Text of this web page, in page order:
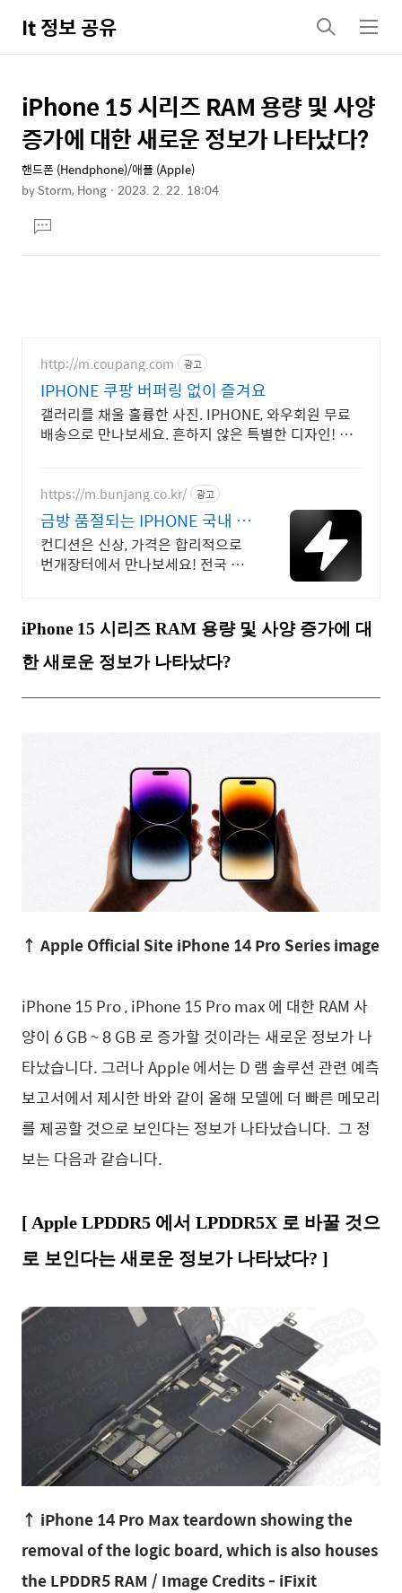
It 정보 공유
검
색
메
뉴
상
세
컨
텐
본
문
제
목
iPhone 15 시리즈 RAM 용량 및 사양
증가에 대한 새로운 정보가 나타났다?
핸드폰 (Hendphone)/애플 (Apple)
byStorm, Hong 2023. 2. 22. 18:04
문댓
글
http://m.coupang.com 광고
IPHONE 쿠팡 버퍼링 없이 즐겨요
갤러리를 채울 훌륭한 사진. IPHONE, 와우회원 무료
배송으로 만나보세요. 흔하지 않은 특별한 디자인! 지
https://m.bunjang.co.kr/ 광고
금방 품절되는 IPHONE 국내 최
대 브랜드 중고거래
컨디션은 신상, 가격은 합리적으로
번개장터에서 만나보세요! 전국 각
로드
iPhone 15 시리즈 RAM 용량 및 사양 증가에 대
한 새로운 정보가 나타났다?
↑ Apple Official Site iPhone 14 Pro Series image
iPhone 15 Pro , iPhone 15 Pro max 에 대한 RAM 사
양이 6 GB ~ 8 GB 로 증가할 것이라는 새로운 정보가 나
타났습니다. 그러나 Apple 에서는 D 램 솔루션 관련 예측
보고서에서 제시한 바와 같이 올해 모델에 더 빠른 메모리
를 제공할 것으로 보인다는 정보가 나타났습니다. 그 정
보는 다음과 같습니다.
[ Apple LPDDR5 에서 LPDDR5X 로 바꿀 것으
로 보인다는 새로운 정보가 나타났다? ]
↑ iPhone 14 Pro Max teardown showing the
removal of the logic board, which is also houses
the LPDDR5 RAM / Image Credits - iFixit